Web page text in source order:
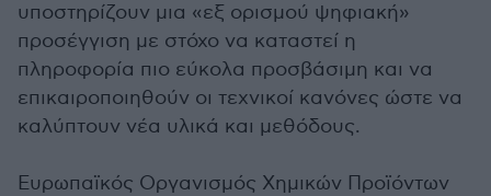
υποστηρίζουν μια «εξ ορισμού ψηφιακή»
προσέγγιση με στόχο να καταστεί η
πληροφορία πιο εύκολα προσβάσιμη και να
επικαιροποιηθούν οι τεχνικοί κανόνες ώστε να
καλύπτουν νέα υλικά και μεθόδους.
Ευρωπαϊκός Οργανισμός Χημικών Προϊόντων